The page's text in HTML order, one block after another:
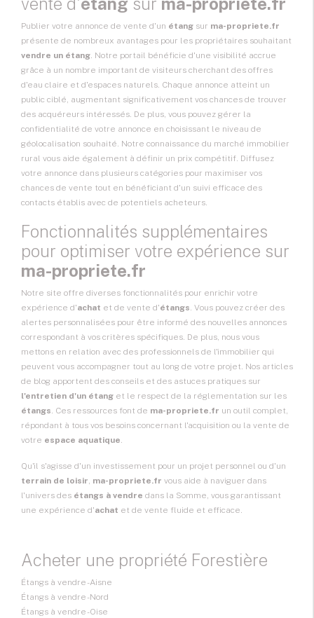
Publier votre annonce de vente d'un étang sur ma-propriete.fr
présente de nombreux avantages pour les propriétaires souhaitant
vendre un étang. Notre portail bénéficie d'une visibilité accrue
grâce à un nombre important de visiteurs cherchant des offres
d'eau claire et d'espaces naturels. Chaque annonce atteint un
public ciblé, augmentant significativement vos chances de trouver
des acquéreurs intéressés. De plus, vous pouvez gérer la
confidentialité de votre annonce en choisissant le niveau de
géolocalisation souhaité. Notre connaissance du marché immobilier
rural vous aide également à définir un prix compétitif. Diffusez
votre annonce dans plusieurs catégories pour maximiser vos
chances de vente tout en bénéficiant d'un suivi efficace des
contacts établis avec de potentiels acheteurs.
Fonctionnalités supplémentaires
pour optimiser votre expérience sur
ma-propriete.fr
Notre site offre diverses fonctionnalités pour enrichir votre
expérience d'achat et de vente d'étangs. Vous pouvez créer des
alertes personnalisées pour être informé des nouvelles annonces
correspondant à vos critères spécifiques. De plus, nous vous
mettons en relation avec des professionnels de l'immobilier qui
peuvent vous accompagner tout au long de votre projet. Nos articles
de blog apportent des conseils et des astuces pratiques sur
l'entretien d'un étang et le respect de la réglementation sur les
étangs. Ces ressources font de ma-propriete.fr un outil complet,
répondant à tous vos besoins concernant l'acquisition ou la vente de
votre espace aquatique.
Qu'il s'agisse d'un investissement pour un projet personnel ou d'un
terrain de loisir, ma-propriete.fr vous aide à naviguer dans
l'univers des étangs à vendre dans la Somme, vous garantissant
une expérience d'achat et de vente fluide et efficace.
Acheter une propriété Forestière
Étangs à vendre - Aisne
Étangs à vendre - Nord
Étangs à vendre - Oise